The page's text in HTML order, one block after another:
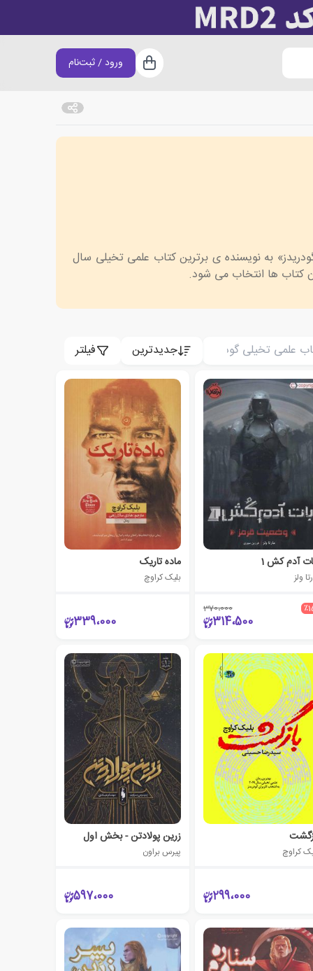
سبد خرید
ورود / ثبت‌نام
به نویسنده ی برترین کتاب علمی تخیلی سال
کتاب ها انتخاب می شود.
جدیدترین فیلتر
آدم کش 1
ولز
370،000
314،500
ماده تاریک
بلیک کراوچ
339،000
کراوچ
299،000
زرین پولادتن - بخش اول
پیرس براون
597،000